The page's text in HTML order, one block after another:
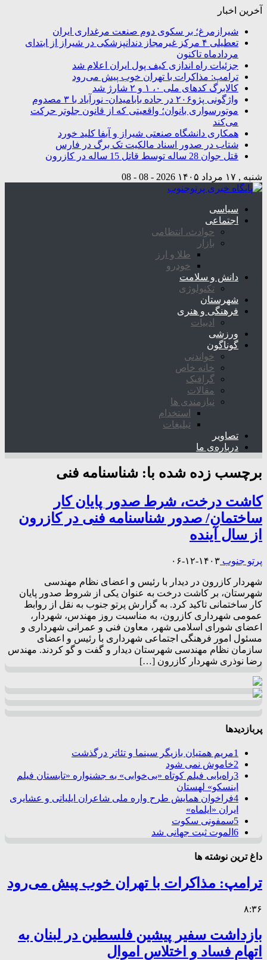
آخرین اخبار
شیرازمرغ؛ بر سکوی دوم صنعت مرغداری ایران
تعطیلی ۴ مرکز غیرمجاز دندانپزشکی در شیراز از ابتدای
مردادماه تاکنون
جزئیات راه اندازی کیف پول ایران اعلام شد
ترامپ: مذاکرات با تهران خوب پیش می‌رود
کالابرگ کدهای ملی ۰، ۱ و ۲ شارژ شد
واژگونی پژو۲۰۶ در جاده بابامیدان- نورآباد با ۳ مصدوم
موتورسواری بانوان؛ واقعیتی که از قانون جلوتر حرکت
می‌کند
همکاری دانشگاه صنعتی شیراز و آبفا کلید خورد
شتاب در صدور اسناد مالکیت تک برگ در فارس
قتل جوان 28 ساله توسط قاتل 15 ساله در کازرون
شنبه , ۱۷ مرداد ۱۴۰۵ 2026 - 08 - 08
سیاسی
اجتماعی
حوادث، انتظامی
بازار
طلا و ارز
خودرو
دانش و سلامت
تکنولوژی
شهرستان
فرهنگی و هنری
ادبیات
ورزشی
گوناگون
خواندنی
خانه خاص
گرافیک
مقالات
نیازمندی ها
استخدام
تبلیغات
تصاویر
درباره‌ی ما
برچسب زده شده با: شناسنامه فنی
کاشت درخت، شرط صدور پایان کار
ساختمان/ صدور شناسنامه فنی در کازرون
از سال آینده
پرتو جنوب ۱۴۰۳-۱۲-۰۶
شهردار کازرون در دیدار با رئیس و اعضای نظام مهندسی
شهرستان، بر کاشت درخت به عنوان یکی از شروط صدور پایان
کار ساختمانی تاکید کرد. به گزارش پرتو جنوب به نقل از روابط
عمومی شهرداری کازرون، به مناسبت روز مهندس، شهردار،
اعضای شورای اسلامی شهر، معاون فنی و عمرانی شهرداری و
مسئول امور فرهنگی اجتماعی شهرداری با رئیس و اعضای
سازمان نظام مهندسی شهرستان دیدار و گفت و گو کردند. مهندس
رضا نوذری شهردار کازرون […]
پربازدیدها
1مریم همتیان بازیگر سینما و تئاتر درگذشت
2خاموش نمی شود
3راه‌یابی فیلم کوتاه «بی‌خوابی» به جشنواره «تابستان فیلم
اینسکو» لهستان
4فراخوان همایش طرح واره ملی شاعران ایلیاتی و عشایری
ایران «ایلماه»
5سمفونی سکوت
6 الموت ثبت جهانی شد
داغ ترین نوشته ها
ترامپ: مذاکرات با تهران خوب پیش می‌رود
۸:۳۶
بازداشت سفیر پیشین فلسطین در لبنان به
اتهام فساد و اختلاس اموال